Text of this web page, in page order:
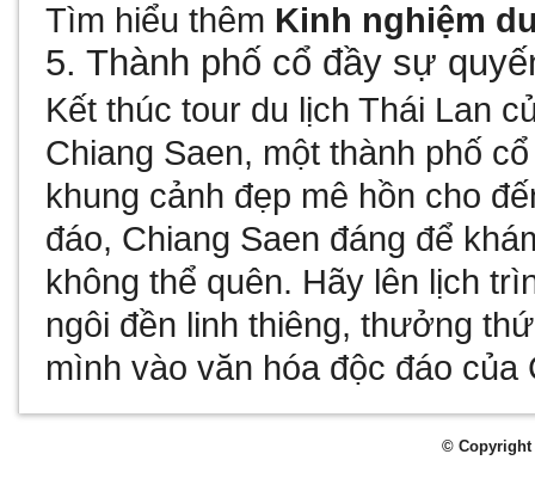
Tìm hiểu thêm Kinh nghiệm
5. Thành phố cổ đầy sự
Kết thúc tour du lịch Thái Lan
Chiang Saen, một thành phố
khung cảnh đẹp mê hồn cho
đáo, Chiang Saen đáng để
không thể quên. Hãy lên lịch
ngôi đền linh thiêng, thưởng
mình vào văn hóa độc đáo của
© Copyright